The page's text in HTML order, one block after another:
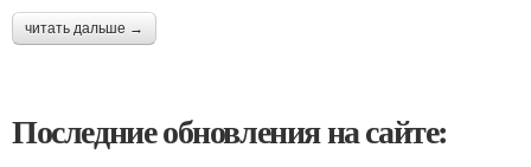
читать дальше →
Последние обновления на сайте: